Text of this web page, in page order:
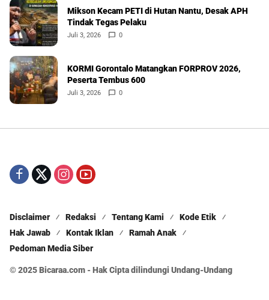
Mikson Kecam PETI di Hutan Nantu, Desak APH
Tindak Tegas Pelaku
Juli 3, 2026 0
KORMI Gorontalo Matangkan FORPROV 2026,
Peserta Tembus 600
Juli 3, 2026 0
Disclaimer Redaksi Tentang Kami
Kode Etik
Hak Jawab
Kontak Iklan
Ramah Anak
Pedoman Media Siber
© 2025 Bicaraa.com - Hak Cipta dilindungi Undang-Undang